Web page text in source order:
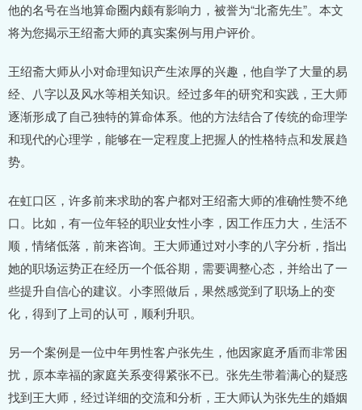
他的名号在当地算命圈内颇有影响力，被誉为“北斋先生”。本文
将为您揭示王绍斋大师的真实案例与用户评价。
王绍斋大师从小对命理知识产生浓厚的兴趣，他自学了大量的易
经、八字以及风水等相关知识。经过多年的研究和实践，王大师
逐渐形成了自己独特的算命体系。他的方法结合了传统的命理学
和现代的心理学，能够在一定程度上把握人的性格特点和发展趋
势。
在虹口区，许多前来求助的客户都对王绍斋大师的准确性赞不绝
口。比如，有一位年轻的职业女性小李，因工作压力大，生活不
顺，情绪低落，前来咨询。王大师通过对小李的八字分析，指出
她的职场运势正在经历一个低谷期，需要调整心态，并给出了一
些提升自信心的建议。小李照做后，果然感觉到了职场上的变
化，得到了上司的认可，顺利升职。
另一个案例是一位中年男性客户张先生，他因家庭矛盾而非常困
扰，原本幸福的家庭关系变得紧张不已。张先生带着满心的疑惑
找到王大师，经过详细的交流和分析，王大师认为张先生的婚姻